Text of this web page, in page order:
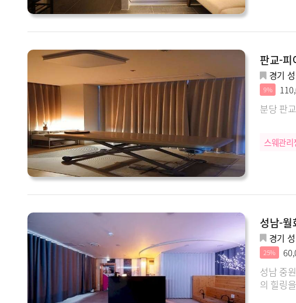
판교-피
경기
9%
분당 판
스웨관
성남-월
경기
25%
성남 중
의 힐링